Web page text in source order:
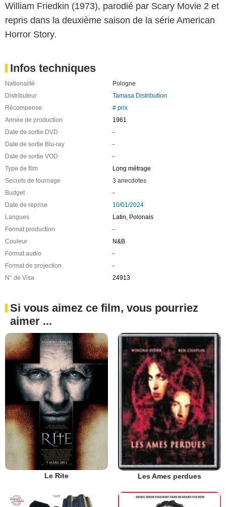
William Friedkin (1973), parodié par Scary Movie 2 et
repris dans la deuxième saison de la série American
Horror Story.
Infos techniques
Nationalité
Pologne
Distributeur
Tamasa Distribution
Récompense
# prix
Année de production
1961
Date de sortie DVD
-
Date de sortie Blu-ray
-
Date de sortie VOD
-
Type de film
Long métrage
Secrets de tournage
3 anecdotes
Budget
-
Date de reprise
10/01/2024
Langues
Latin, Polonais
Format production
-
Couleur
N&B
Format audio
-
Format de projection
-
N° de Visa
24913
Si vous aimez ce film, vous pourriez
aimer ...
Le Rite Les Ames perdues